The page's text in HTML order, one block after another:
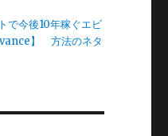
で今後10年稼ぐエビ
】 方法のネタ